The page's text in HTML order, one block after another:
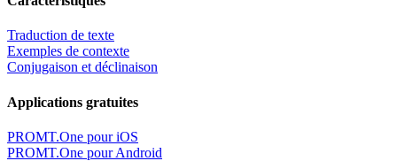
Traduction de texte
Exemples de contexte
Conjugaison et déclinaison
Applications gratuites
PROMT.One pour iOS
PROMT.One pour Android